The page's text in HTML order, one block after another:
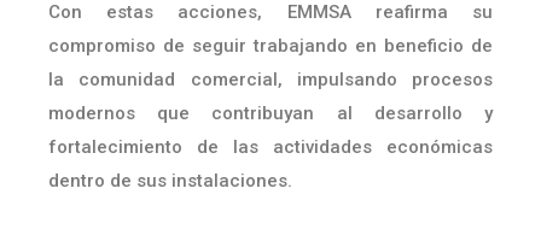
Con estas acciones, EMMSA reafirma su
compromiso de seguir trabajando en beneficio de
la comunidad comercial, impulsando procesos
modernos que contribuyan al desarrollo y
fortalecimiento de las actividades económicas
dentro de sus instalaciones.